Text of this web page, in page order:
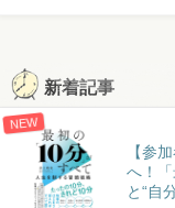
新着記事
NEW
【参
へ！
と“自